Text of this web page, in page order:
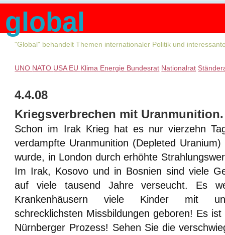
global
"Global" behandelt Themen internationaler Politik und
UNO NATO USA EU Klima Energie Bundesrat Nationalrat
4.4.08
Kriegsverbrechen mit Uranmunition.
Schon im Irak Krieg hat es nur vierzehn
verdampfte Uranmunition (Depleted
wurde, in London durch erhöhte
Im Irak, Kosovo und in Bosnien sind viele
auf viele tausend Jahre verseucht. Es
Krankenhäusern viele Kinder mit
schrecklichsten Missbildungen geboren! Es
Nürnberger Prozess! Sehen Sie die